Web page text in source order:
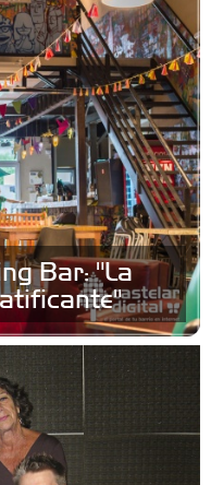
Bar: "La